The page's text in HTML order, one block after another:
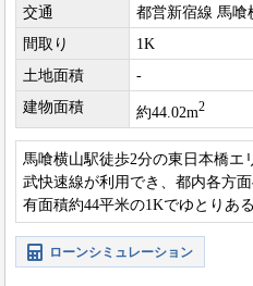
交通
都営新宿線 馬喰
間取り
1K
土地面積
-
建物面積
約44.02m2
馬喰横山駅徒歩2分の東日本橋エ
武快速線が利用でき、都内各方
有面積約44平米の1Kでゆとりあ
としても見込みやすい立地です。
ローンシミュレーション